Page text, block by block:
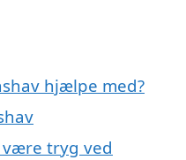
hjælpe med?
være tryg ved